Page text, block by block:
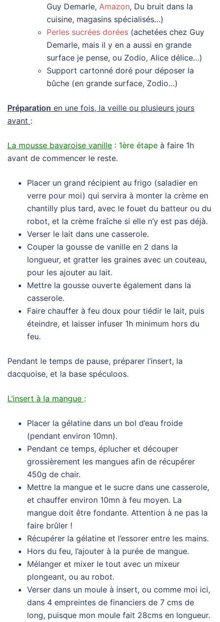
Guy Demarle, Amazon, Du bruit dans la
cuisine, magasins spécialisés…)
Perles sucrées dorées (achetées chez Guy
Demarle, mais il y en a aussi en grande
surface je pense, ou Zodio, Alice délice…)
Support cartonné doré pour déposer la
bûche (en grande surface, Zodio…)
Préparation en une fois, la veille ou plusieurs jours
avant :
La mousse bavaroise vanille : 1ère étape à faire 1h
avant de commencer le reste.
Placer un grand récipient au frigo (saladier en
verre pour moi) qui servira à monter la crème en
chantilly plus tard, avec le fouet du batteur ou du
robot, et la crème fraîche si elle n’y est pas déjà.
Verser le lait dans une casserole.
Couper la gousse de vanille en 2 dans la
longueur, et gratter les graines avec un couteau,
pour les ajouter au lait.
Mettre la gousse ouverte également dans la
casserole.
Faire chauffer à feu doux pour tiédir le lait, puis
éteindre, et laisser infuser 1h minimum hors du
feu.
Pendant le temps de pause, préparer l’insert, la
dacquoise, et la base spéculoos.
L’insert à la mangue :
Placer la gélatine dans un bol d’eau froide
(pendant environ 10mn).
Pendant ce temps, éplucher et découper
grossièrement les mangues afin de récupérer
450g de chair.
Mettre la mangue et le sucre dans une casserole,
et chauffer environ 10mn à feu moyen. La
mangue doit être fondante. Attention à ne pas la
faire brûler !
Récupérer la gélatine et l’essorer entre les mains.
Hors du feu, l’ajouter à la purée de mangue.
Mélanger et mixer le tout avec un mixeur
plongeant, ou au robot.
Verser dans un moule à insert, ou comme moi ici,
dans 4 empreintes de financiers de 7 cms de
long, puisque mon moule fait 28cms en longueur.